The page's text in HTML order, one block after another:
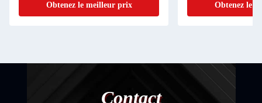
Obtenez le meilleur prix Obtenez le
Contact